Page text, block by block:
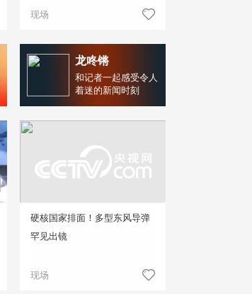
现场
龙咚锵
和记者一起感受令人
着迷的新闻时刻
硬核国家排面！多型东风导弹
罕见出镜
现场